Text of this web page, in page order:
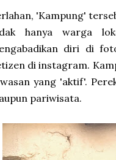
'Kampung'
hanya warga
diri di
di instagram.
yang 'aktif'.
pariwisata.